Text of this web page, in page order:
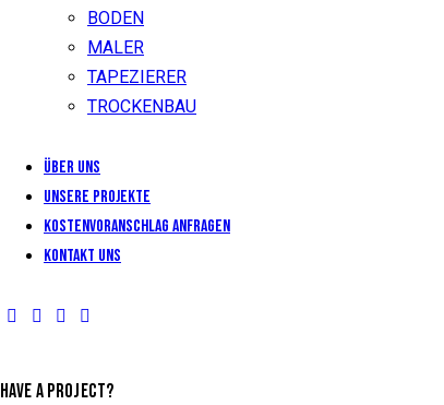
BODEN
MALER
TAPEZIERER
TROCKENBAU
Über uns
Unsere Projekte
KOSTENVORANSCHLAG ANFRAGEN
Kontakt uns
HAVE A PROJECT?